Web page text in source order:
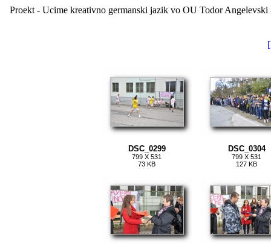
Proekt - Ucime kreativno germanski jazik vo OU Todor
DSC_0299
799 X 531
73 KB
DSC_0304
799 X 531
127 KB